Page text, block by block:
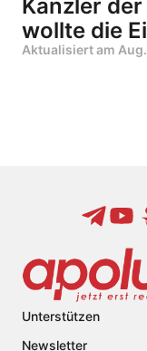
Kanzler
wollte die
Aktualisiert am
Unterstützen
Newsletter